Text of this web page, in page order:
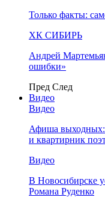
Только факты:
ХК СИБИРЬ
Андрей
ошибки»
Пред След
Видео
Видео
Афиша
и квартирник
Видео
В Новосибирске
Романа Руденко